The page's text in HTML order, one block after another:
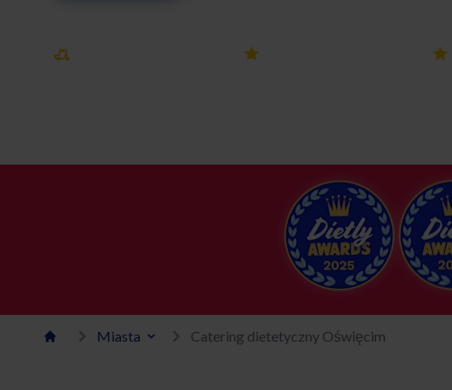
Miasta Catering dietetyczny Oświęcim